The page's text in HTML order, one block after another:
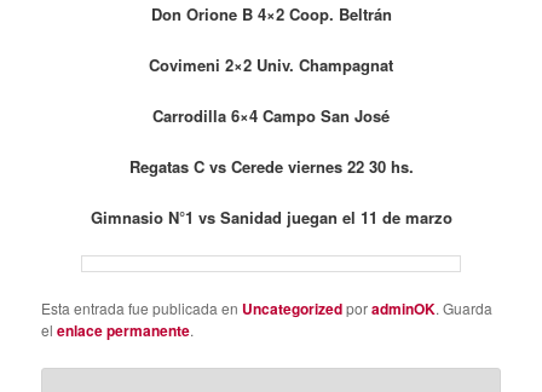
Don Orione B 4×2 Coop. Beltrán
Covimeni 2×2 Univ. Champagnat
Carrodilla 6×4 Campo San José
Regatas C vs Cerede viernes 22 30 hs.
Gimnasio N°1 vs Sanidad juegan el 11 de marzo
Esta entrada fue publicada en UncategorizedporadminOK. Guarda
elenlace permanente.